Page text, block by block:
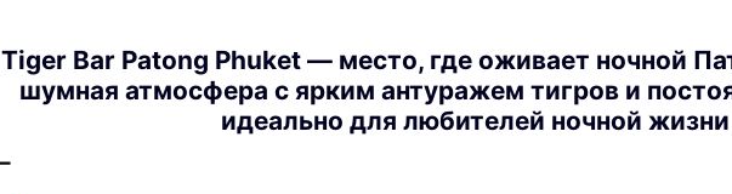
Tiger Bar Patong Phuket — место, где оживает ночной
шумная атмосфера с ярким антуражем тигров и
идеально для любителей ночной жизни